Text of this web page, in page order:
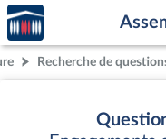
Aller au contenu
Aller en bas de la page
Accèder
à la
page
d'accueilRecherche de